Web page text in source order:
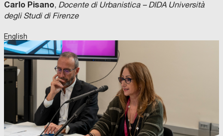
Carlo Pisano, Docente di Urbanistica – DIDA Università
degli Studi di Firenze
English